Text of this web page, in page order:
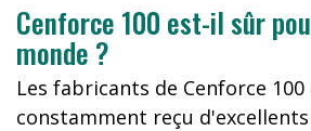
Cenforce 100 est-il sûr
monde ?
Les fabricants de Cenforce
constamment reçu